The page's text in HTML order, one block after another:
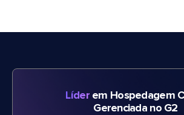
Líderem Hospedagem
Gerenciada no G2